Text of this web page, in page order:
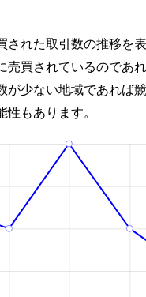
れた取引数の推移を
売買されているのであ
が少ない地域であれば
もあります。